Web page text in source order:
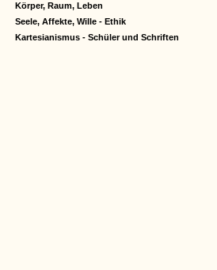
Körper, Raum, Leben
Seele, Affekte, Wille - Ethik
Kartesianismus - Schüler und Schriften